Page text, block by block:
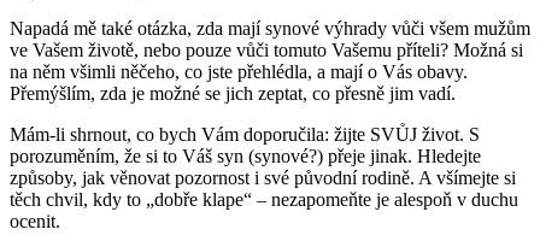
Napadá mě také otázka, zda mají synové výhrady vůči všem mužům
ve Vašem životě, nebo pouze vůči tomuto Vašemu příteli? Možná si
na něm všimli něčeho, co jste přehlédla, a mají o Vás obavy.
Přemýšlím, zda je možné se jich zeptat, co přesně jim vadí.
Mám-li shrnout, co bych Vám doporučila: žijte SVŮJ život. S
porozuměním, že si to Váš syn (synové?) přeje jinak. Hledejte
způsoby, jak věnovat pozornost i své původní rodině. A všímejte si
těch chvil, kdy to „dobře klape“ – nezapomeňte je alespoň v duchu
ocenit.